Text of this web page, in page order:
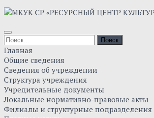
Главная
Общие сведения
Сведения об учреждении
Структура учреждения
Учредительные документы
Локальные нормативно-правовые акты
Филиалы и структурные подразделения